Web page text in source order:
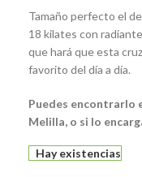
Tamaño perfecto el
18 kilates con
que hará que esta
favorito del día a día.
Puedes encontrarlo
Melilla, o si lo
Hay existencias